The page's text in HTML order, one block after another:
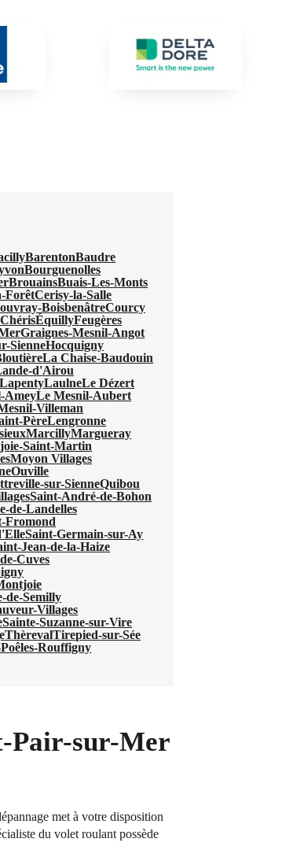
BarentonBaudre
Bourguenolles
BrouainsBuais-Les-Monts
ForêtCerisy-la-Salle
BoisbenâtreCourcy
ÉquillyFeugères
Graignes-Mesnil-Angot
SienneHocquigny
La Chaise-Baudouin
d'Airou
LapentyLaulneLe Dézert
AmeyLe Mesnil-Aubert
Villeman
PèreLengronne
MarcillyMargueray
Saint-Martin
Moyon Villages
Ouville
sur-SienneQuibou
Saint-André-de-Bohon
de-Landelles
Fromond
Saint-Germain-sur-Ay
Jean-de-la-Haize
Cuves
de-Semilly
Villages
Sainte-Suzanne-sur-Vire
ThèrevalTirepied-sur-Sée
Rouffigny
Pair-sur-Mer
met à votre disposition
du volet roulant possède